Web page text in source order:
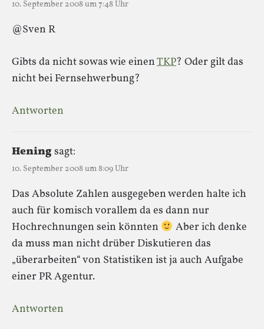
10. September 2008 um 7:48 Uhr
@Sven R
Gibts da nicht sowas wie einenTKP? Oder gilt das
nicht bei Fernsehwerbung?
Antworten
Heningsagt:
10. September 2008 um 8:09 Uhr
Das Absolute Zahlen ausgegeben werden halte ich
auch für komisch vorallem da es dann nur
Hochrechnungen sein könnten
Aber ich denke
da muss man nicht drüber Diskutieren das
„überarbeiten“ von Statistiken ist ja auch Aufgabe
einer PR Agentur.
Antworten